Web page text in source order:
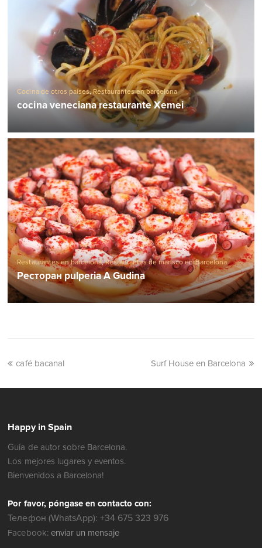
Cocina de otros países,Restaurantes en barcelona
cocina veneciana restaurante Xemei
Restaurantes en barcelona,Restaurantes de marisco en Barcelona
Ресторан pulperia A Gudina
café bacanal Surf House en Barcelona
Happy in Spain
Guía de autor sobre Barcelona.
Los mejores lugares y eventos.
Bienvenidos a Barcelona!
Por favor, póngase en contacto con:
Телефон (WhatsApp): +34 675 323 976
Facebook: enviar un mensaje